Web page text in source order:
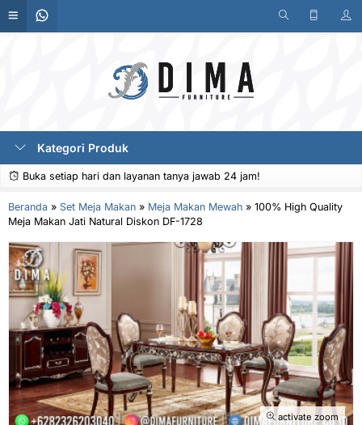
Kategori Produk
Buka setiap hari dan layanan tanya jawab 24 jam!
Beranda » Set Meja Makan » Meja Makan Mewah » 100% High Quality
Meja Makan Jati Natural Diskon DF-1728
activate zoom